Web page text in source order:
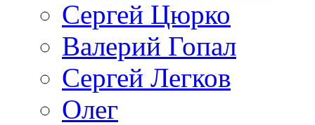
Сергей Цюрко
Валерий Гопал
Сергей Легков
Олег